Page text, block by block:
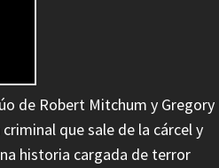
de Robert Mitchum y Gregory
que sale de la cárcel y
historia cargada de terror